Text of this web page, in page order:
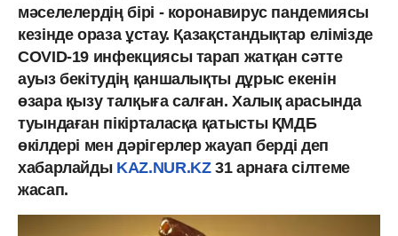
мәселелердің бірі - коронавирус пандемиясы
кезінде ораза ұстау. Қазақстандықтар елімізде
COVID-19 инфекциясы тарап жатқан сәтте
ауыз бекітудің қаншалықты дұрыс екенін
өзара қызу талқыға салған. Халық арасында
туындаған пікірталасқа қатысты ҚМДБ
өкілдері мен дәрігерлер жауап берді деп
хабарлайды KAZ.NUR.KZ31 арнаға сілтеме
жасап.